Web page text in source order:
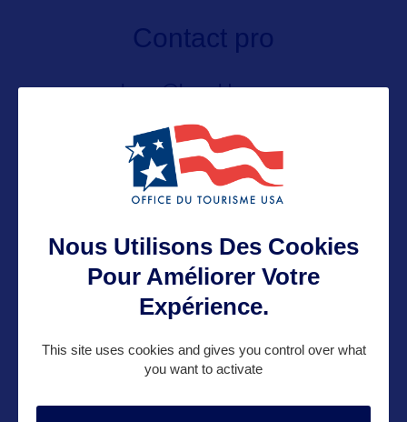
Contact pro
yohann@bworldcom.com
06 65 05 88 50
Contact grand public
yohann@bworldcom.com
Suivre
Nous Utilisons Des Cookies
Pour Améliorer Votre
Expérience.
This site uses cookies and gives you control over what
you want to activate